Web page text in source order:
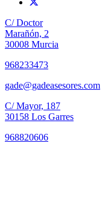
C/ Doctor
Marañón, 2
30008 Murcia
968233473
gade@gadeasesores.com
C/ Mayor, 187
30158 Los Garres
968820606